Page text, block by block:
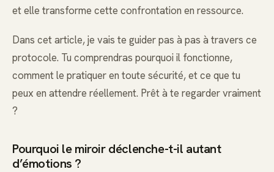
et elle transforme cette confrontation en ressource.
Dans cet article, je vais te guider pas à pas à travers ce
protocole. Tu comprendras pourquoi il fonctionne,
comment le pratiquer en toute sécurité, et ce que tu
peux en attendre réellement. Prêt à te regarder vraiment
?
Pourquoi le miroir déclenche-t-il autant
d’émotions ?